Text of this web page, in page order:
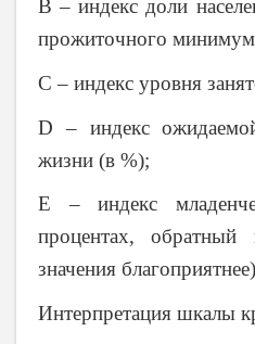
B – индекс доли
прожиточного
C – индекс уровня
D – индекс
жизни (в %);
E – индекс
процентах, обратный
значения
Интерпретация шкалы